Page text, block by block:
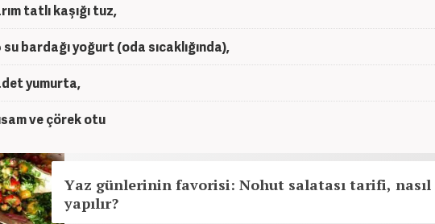
tatlı kaşığı tuz,
su bardağı yoğurt (oda sıcaklığında),
yumurta,
ve çörek otu
Yaz günlerinin favorisi: Nohut salatası tarifi, nasıl
yapılır?